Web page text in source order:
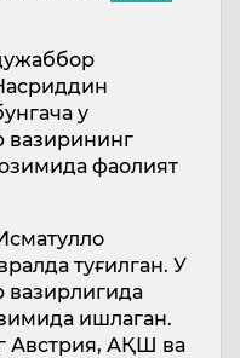
у
вазирининг
фаолият
туғилган. У
ишлаган.
Австрия, АҚШ ва